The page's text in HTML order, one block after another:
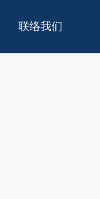
联络我们